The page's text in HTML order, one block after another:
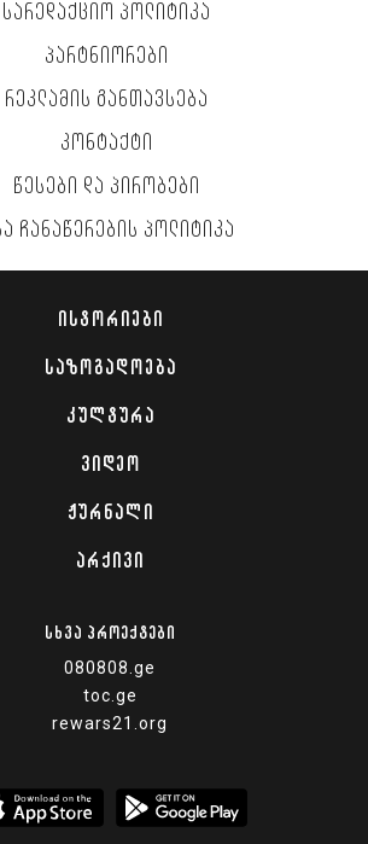
ᲡᲐᲠᲔᲓᲐᲥᲪᲘᲝ ᲞᲝᲚᲘᲢᲘᲙᲐ
ᲞᲐᲠᲢᲜᲘᲝᲠᲔᲑᲘ
ᲠᲔᲙᲚᲐᲛᲘᲡ ᲒᲐᲜᲗᲐᲕᲡᲔᲑᲐ
ᲙᲝᲜᲢᲐᲥᲢᲘ
ᲬᲔᲡᲔᲑᲘ ᲓᲐ ᲞᲘᲠᲝᲑᲔᲑᲘ
ᲩᲐᲜᲐᲬᲔᲠᲔᲑᲘᲡ ᲞᲝᲚᲘᲢᲘᲙᲐ
ᲘᲡᲢᲝᲠᲘᲔᲑᲘ
ᲡᲐᲖᲝᲒᲐᲓᲝᲔᲑᲐ
ᲙᲣᲚᲢᲣᲠᲐ
ᲕᲘᲓᲔᲝ
ᲟᲣᲠᲜᲐᲚᲘ
ᲐᲠᲥᲘᲕᲘ
ᲡᲮᲕᲐ ᲞᲠᲝᲔᲥᲢᲔᲑᲘ
080808.ge
toc.ge
rewars21.org